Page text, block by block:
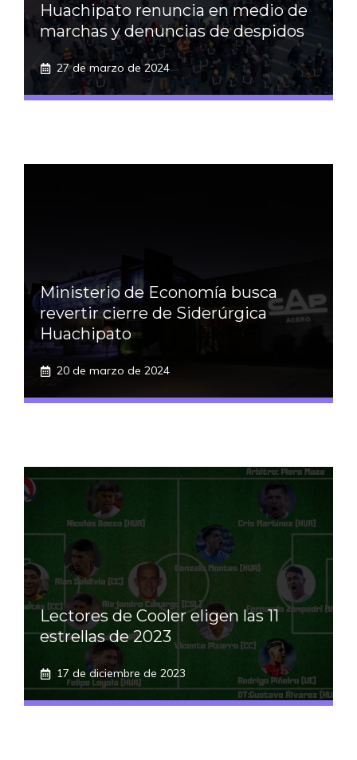
Huachipato renuncia en medio de
marchas y denuncias de despidos
27 de marzo de 2024
Ministerio de Economía busca
revertir cierre de Siderúrgica
Huachipato
20 de marzo de 2024
Lectores de Cooler eligen las 11
estrellas de 2023
17 de diciembre de 2023